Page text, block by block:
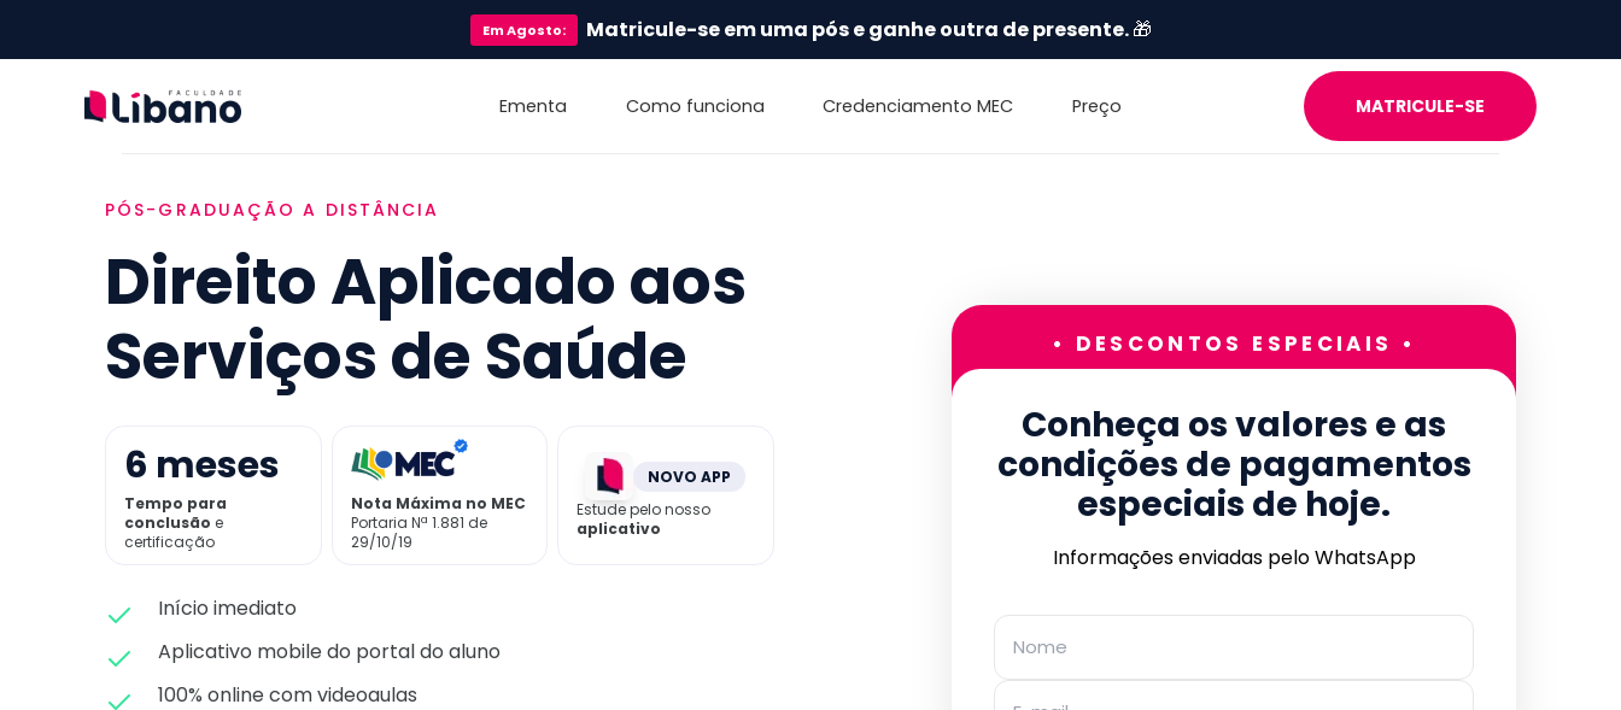
EmAgosto: Matricule-se em uma pós e ganhe outra de presente.🎁
Ementa Como funciona Credenciamento MEC Preço MATRICULE-SE
PÓS-GRADUAÇÃO A DISTÂNCIA
Direito Aplicado aos
Serviços de Saúde
6 meses
Tempo para
conclusão e
certificação
Nota Máxima no MEC
Portaria Nª 1.881 de
29/10/19
NOVO APP
Estude pelo nosso
aplicativo
Início imediato
Aplicativo mobile do portal do aluno
100% online com videoaulas
• DESCONTOS ESPECIAIS •
Conheça os valores e as
condições de pagamentos
especiais de hoje.
Informações enviadas pelo WhatsApp